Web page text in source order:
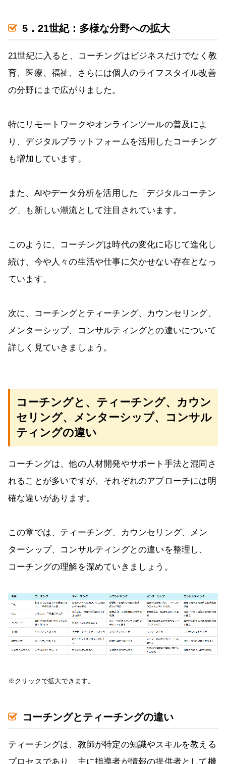
5．21世紀：多様な分野への拡大
21世紀に入ると、コーチングはビジネスだけでなく教
育、医療、福祉、さらには個人のライフスタイル改善
の分野にまで広がりました。
特にリモートワークやオンラインツールの普及によ
り、デジタルプラットフォームを活用したコーチング
も増加しています。
また、AIやデータ分析を活用した「デジタルコーチン
グ」も新しい潮流として注目されています。
このように、コーチングは時代の変化に応じて進化し
続け、今や人々の生活や仕事に欠かせない存在となっ
ています。
次に、コーチングとティーチング、カウンセリング、
メンターシップ、コンサルティングとの違いについて
詳しく見ていきましょう。
コーチングと、ティーチング、カウン
セリング、メンターシップ、コンサル
ティングの違い
コーチングは、他の人材開発やサポート手法と混同さ
れることが多いですが、それぞれのアプローチには明
確な違いがあります。
この章では、ティーチング、カウンセリング、メン
ターシップ、コンサルティングとの違いを整理し、
コーチングの理解を深めていきましょう。
※クリックで拡大できます。
コーチングとティーチングの違い
ティーチングは、教師が特定の知識やスキルを教える
プロセスであり、主に指導者が情報の提供者として機